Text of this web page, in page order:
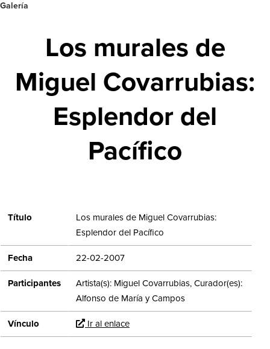
Galería
Los murales de
Miguel Covarrubias:
Esplendor del
Pacífico
Título
Los murales de Miguel Covarrubias:
Esplendor del Pacífico
Fecha 22-02-2007
Participantes
Artista(s): Miguel Covarrubias, Curador(es):
Alfonso de María y Campos
Vínculo Ir al enlace